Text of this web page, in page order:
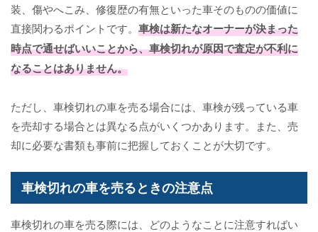
装、傷やへこみ、修復歴の有無といった車そのものの価値に
直接関わるポイントです。 車検は新たなオーナーが決まった
時点で通せばいいことから、車検切れが原因で査定が不利に
なることはありません。
ただし、車検切れの車を売る場合には、車検が残っている車
を売却する場合とは異なる点がいくつかあります。また、売
却に必要な書類も事前に把握しておくことが大切です。
車検切れの車を売るときの注意点
車検切れの車を売る際には、どのようなことに注意すればい